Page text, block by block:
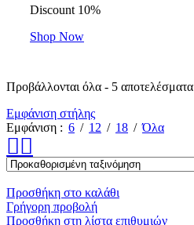
Discount 10%
Shop Now
Προβάλλονται όλα - 5 αποτελέσματα
Εμφάνιση στήλης
Εμφάνιση
6 12 18 Όλα
Προσθήκη στο καλάθι
Γρήγορη προβολή
Προσθήκη στη λίστα επιθυμιών